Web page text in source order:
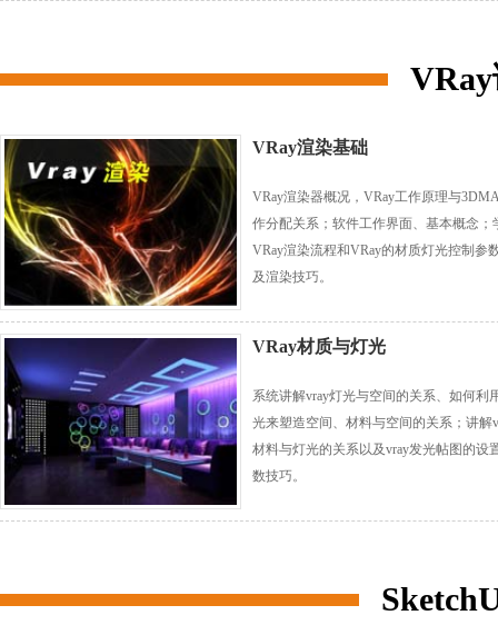
VRay渲染基础
VRay渲染器概况，VRay工作原理与
作分配关系；软件工作界面、基本概念；
VRay渲染流程和VRay的材质灯光控制参
及渲染技巧。
VRay材质与灯光
系统讲解vray灯光与空间的关系、如何利
光来塑造空间、材料与空间的关系；讲解
材料与灯光的关系以及vray发光帖图的设
数技巧。